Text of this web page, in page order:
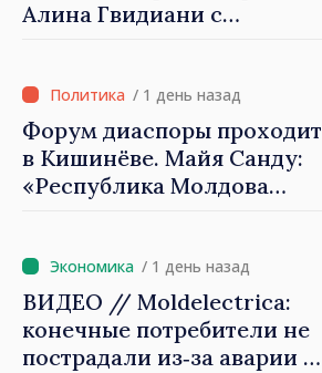
семьи»
Алина Гвидиани с
Красного Креста в
Молдове
/ 1 день назад
Форум диаспоры проходит
в Кишинёве. Майя Санду:
«Республика Молдова
диаспора может сыграть
важную роль в
продвижении и поддержке
этого пути»
/ 1 день назад
ВИДЕО // Moldelectrica:
конечные потребители не
пострадали из‑за аварии на